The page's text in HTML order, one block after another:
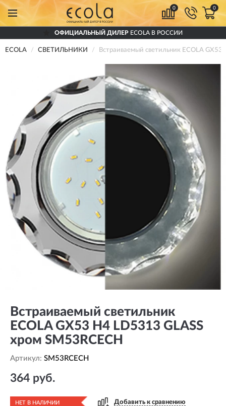
0 0
ОФИЦИАЛЬНЫЙ ДИЛЕРECOLA В РОССИИ
ECOLA СВЕТИЛЬНИКИ Встраиваемый светильник ECOLA
Встраиваемый светильник
ECOLA GX53 H4 LD5313 GLASS
хром SM53RCECH
Артикул: SM53RCECH
364 руб.
НЕТ В НАЛИЧИИ Добавить к сравнению